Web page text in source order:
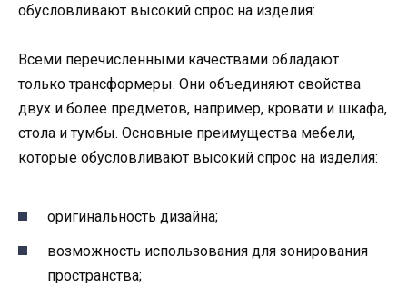
обусловливают высокий спрос на изделия:
Всеми перечисленными качествами обладают
только трансформеры. Они объединяют свойства
двух и более предметов, например, кровати и шкафа,
стола и тумбы. Основные преимущества мебели,
которые обусловливают высокий спрос на изделия:
оригинальность дизайна;
возможность использования для зонирования
пространства;